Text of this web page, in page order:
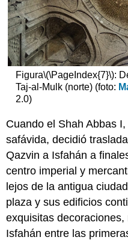
Figura\(\PageIndex{7}\):
Taj-al-Mulk (norte) (foto:
2.0)
Cuando el Shah Abbas
safávida, decidió
Qazvin a Isfahán a
centro imperial y
lejos de la antigua
plaza y sus edificios
exquisitas
Isfahán entre las